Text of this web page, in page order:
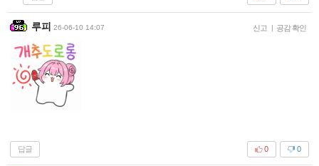
루피 26-06-10 14:07 신고 | 공감 확인
답글 0
0